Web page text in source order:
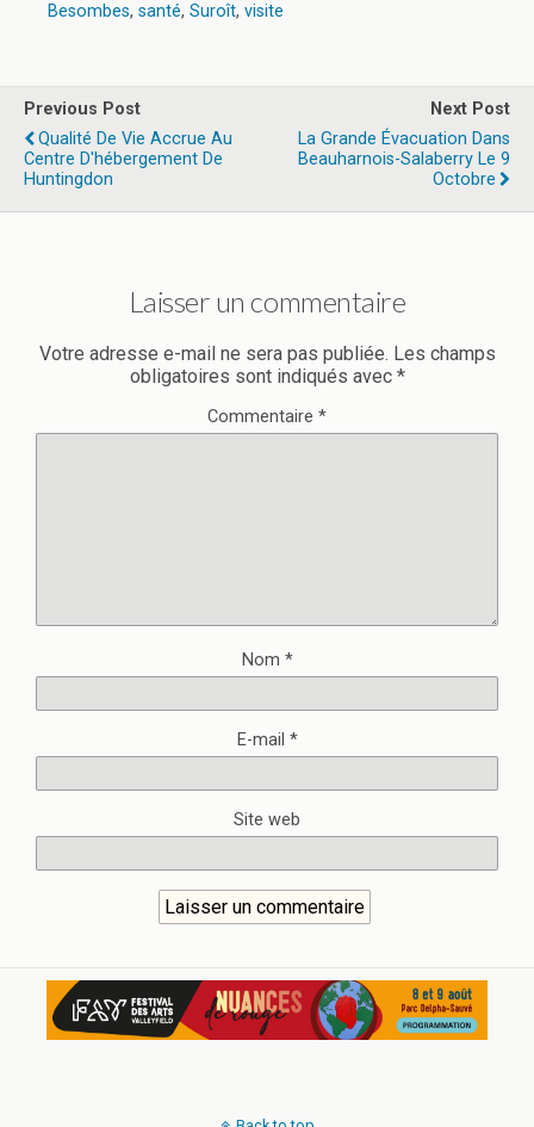
Besombes, santé, Suroît, visite
Previous Post
Qualité De Vie Accrue Au
Centre D'hébergement De
Huntingdon
Next Post
La Grande Évacuation Dans
Beauharnois-Salaberry Le 9
Octobre
Laisser un commentaire
Votre adresse e-mail ne sera pas publiée. Les champs
obligatoires sont indiqués avec *
Commentaire *
Nom *
E-mail *
Site web